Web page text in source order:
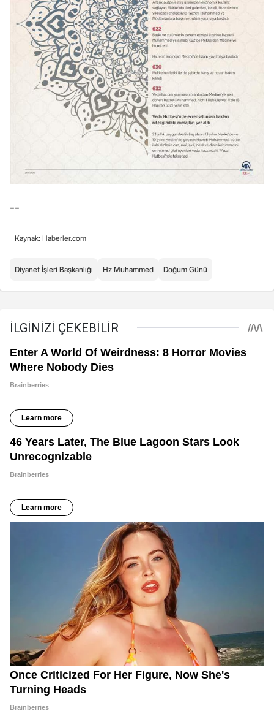
--
Kaynak: Haberler.com
Diyanet İşleri Başkanlığı Hz Muhammed Doğum Günü